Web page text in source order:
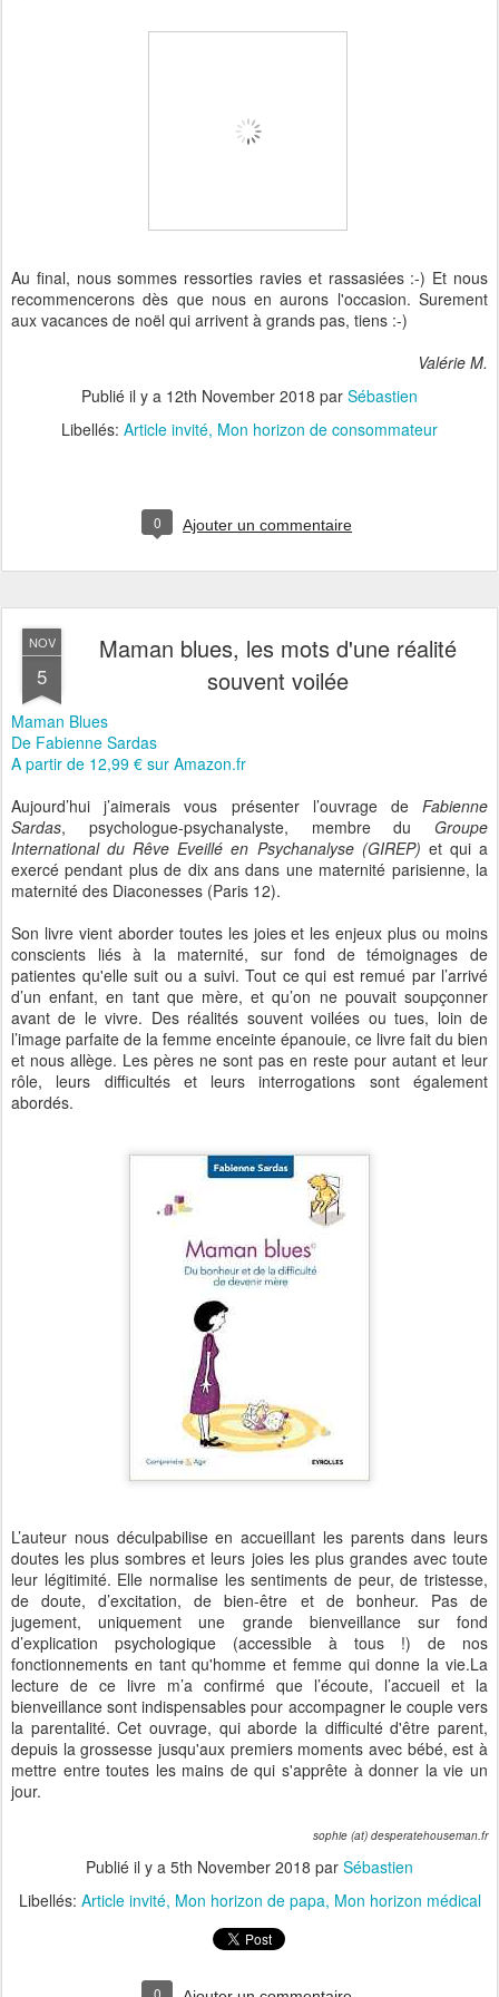
Au final, nous sommes ressorties ravies et rassasiées :-) Et nous
recommencerons dès que nous en aurons l'occasion. Surement
aux vacances de noël qui arrivent à grands pas, tiens :-)
Valérie M.
Publié il y a 12th November 2018 par Sébastien
Libellés: Article invité Mon horizon de consommateur
0 Ajouter un commentaire
NOV
5
Maman blues, les mots d'une réalité
souvent voilée
Maman Blues
De Fabienne Sardas
A partir de 12,99 € sur Amazon.fr
Aujourd’hui j’aimerais vous présenter l’ouvrage de Fabienne
Sardas, psychologue-psychanalyste, membre du Groupe
International du Rêve Eveillé en Psychanalyse (GIREP) et qui a
exercé pendant plus de dix ans dans une maternité parisienne, la
maternité des Diaconesses (Paris 12).
Son livre vient aborder toutes les joies et les enjeux plus ou moins
conscients liés à la maternité, sur fond de témoignages de
patientes qu'elle suit ou a suivi. Tout ce qui est remué par l’arrivé
d’un enfant, en tant que mère, et qu’on ne pouvait soupçonner
avant de le vivre. Des réalités souvent voilées ou tues, loin de
l’image parfaite de la femme enceinte épanouie, ce livre fait du bien
et nous allège. Les pères ne sont pas en reste pour autant et leur
rôle, leurs difficultés et leurs interrogations sont également
abordés.
L’auteur nous déculpabilise en accueillant les parents dans leurs
doutes les plus sombres et leurs joies les plus grandes avec toute
leur légitimité. Elle normalise les sentiments de peur, de tristesse,
de doute, d’excitation, de bien-être et de bonheur. Pas de
jugement, uniquement une grande bienveillance sur fond
d’explication psychologique (accessible à tous !) de nos
fonctionnements en tant qu'homme et femme qui donne la vie.La
lecture de ce livre m’a confirmé que l’écoute, l’accueil et la
bienveillance sont indispensables pour accompagner le couple vers
la parentalité. Cet ouvrage, qui aborde la difficulté d'être parent,
depuis la grossesse jusqu'aux premiers moments avec bébé, est à
mettre entre toutes les mains de qui s'apprête à donner la vie un
jour.
sophie (at) desperatehouseman.fr
Publié il y a 5th November 2018 par Sébastien
Libellés: Article invité Mon horizon de papa Mon horizon médical
0